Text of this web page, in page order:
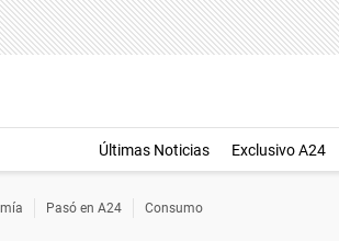
Últimas Noticias Exclusivo A24
Pasó en A24 Consumo